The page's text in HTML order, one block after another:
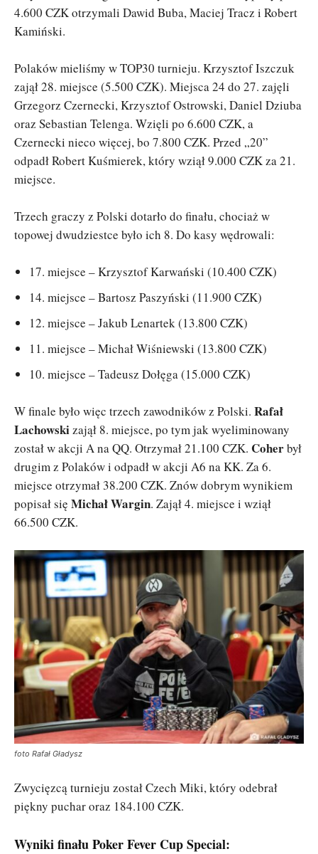
4.600 CZK otrzymali Dawid Buba, Maciej Tracz i Robert
Kamiński.
Polaków mieliśmy w TOP30 turnieju. Krzysztof Iszczuk
zajął 28. miejsce (5.500 CZK). Miejsca 24 do 27. zajęli
Grzegorz Czernecki, Krzysztof Ostrowski, Daniel Dziuba
oraz Sebastian Telenga. Wzięli po 6.600 CZK, a
Czernecki nieco więcej, bo 7.800 CZK. Przed „20”
odpadł Robert Kuśmierek, który wziął 9.000 CZK za 21.
miejsce.
Trzech graczy z Polski dotarło do finału, chociaż w
topowej dwudziestce było ich 8. Do kasy wędrowali:
17. miejsce – Krzysztof Karwański (10.400 CZK)
14. miejsce – Bartosz Paszyński (11.900 CZK)
12. miejsce – Jakub Lenartek (13.800 CZK)
11. miejsce – Michał Wiśniewski (13.800 CZK)
10. miejsce – Tadeusz Dołęga (15.000 CZK)
W finale było więc trzech zawodników z Polski. Rafał
Lachowskizajął 8. miejsce, po tym jak wyeliminowany
został w akcji A na QQ. Otrzymał 21.100 CZK. Coherbył
drugim z Polaków i odpadł w akcji A6 na KK. Za 6.
miejsce otrzymał 38.200 CZK. Znów dobrym wynikiem
popisał się Michał Wargin. Zajął 4. miejsce i wziął
66.500 CZK.
foto Rafał Gładysz
Zwycięzcą turnieju został Czech Miki, który odebrał
piękny puchar oraz 184.100 CZK.
Wyniki finału Poker Fever Cup Special: